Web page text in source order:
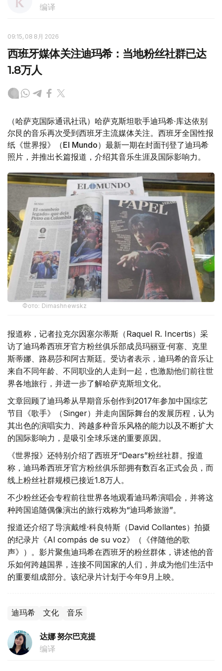
编译
09:15, 08 8月 2026
西班牙媒体关注迪玛希：当地粉丝社群已达
1.8万人
（哈萨克国际通讯社讯）哈萨克斯坦歌手迪玛希·库达依别
尔艮的音乐再次受到西班牙主流媒体关注。西班牙全国性报
纸《世界报》（El Mundo）最新一期在封面刊登了迪玛希
照片，并推出长篇报道，介绍其音乐生涯及国际影响力。
Фото: Dimashnewskz
报道称，记者拉克尔因塞尔蒂斯（Raquel R. Incertis）采
访了迪玛希西班牙官方粉丝俱乐部成员玛丽亚·何塞、克里
斯蒂娜、路易莎和阿古斯廷。受访者表示，迪玛希的音乐让
来自不同年龄、不同职业的人走到一起，也激励他们前往世
界各地旅行，并进一步了解哈萨克斯坦文化。
文章回顾了迪玛希从早期音乐创作到2017年参加中国综艺
节目《歌手》（Singer）并走向国际舞台的发展历程，认为
其出色的演唱实力、跨越多种音乐风格的能力以及不断扩大
的国际影响力，是吸引全球乐迷的重要原因。
《世界报》还特别介绍了西班牙“Dears”粉丝社群。报道
称，迪玛希西班牙官方粉丝俱乐部拥有数百名正式会员，而
线上粉丝社群规模已接近1.8万人。
不少粉丝还会专程前往世界各地观看迪玛希演唱会，并将这
种跨国追随偶像演出的旅行戏称为“迪玛希旅游”。
报道还介绍了导演戴维·科良特斯（David Collantes）拍摄
的纪录片《Al compás de su voz》（《伴随他的歌
声》）。影片聚焦迪玛希在西班牙的粉丝群体，讲述他的音
乐如何跨越国界，连接不同国家的人们，并成为他们生活中
的重要组成部分。该纪录片计划于今年9月上映。
迪玛希 文化 音乐
达娜 努尔巴克提
编译